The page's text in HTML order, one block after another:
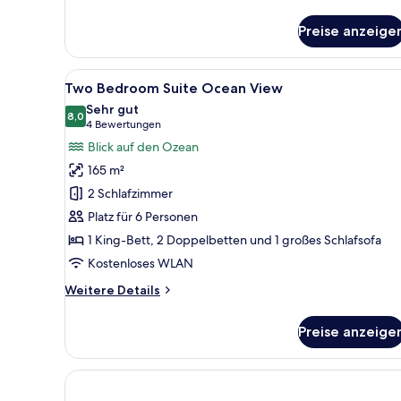
Studio
Pool
View
Preise
Alle
Fotos
für
Two
Bedroom
Suite
Ocean
View
anzeigen
Ein Hotelzimmer mit einem
12
Two Bedroom Suite Ocean View
8,08,0 von 10
Sehr gut
4 Bewertungen
(4
Bewertungen)
Blick auf den Ozean
165 m²
2 Schlafzimmer
Platz für 6 Personen
1 King-Bett, 2 Doppelbetten und 1 großes Schlafsofa
Kostenloses WLAN
Weitere Details
Weitere
Bedroom
Suite
Ocean
Preise